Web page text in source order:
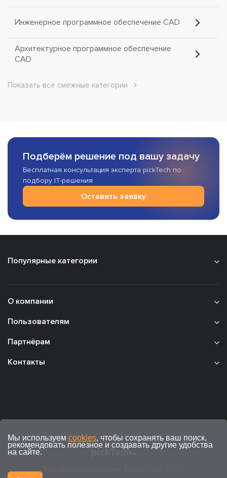
Инженерное программное обеспечение CAD
Архитектурное программное обеспечение
CAD
Показать все смежные категории
Подберём решение под вашу задачу
Бесплатная консультация эксперта pickTech по
подбору IT-решения
Оставить заявку
Популярные категории
О компании
Пользователям
Партнёрам
Контакты
Мы используем cookies, чтобы сохранять ваш поиск,
рекомендовать полезное и создавать другие удобства
на сайте.